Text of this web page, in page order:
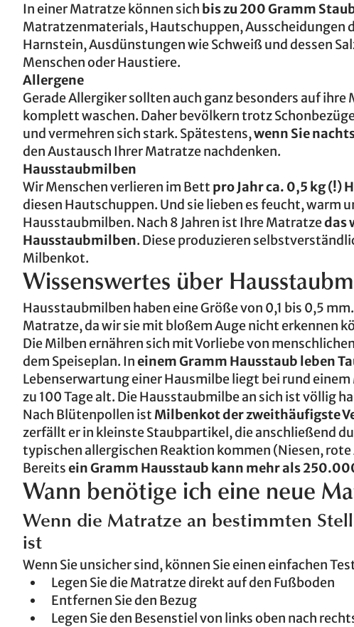
In einer Matratze können sich bis zu 200 Gramm
Matratzenmaterials, Hautschuppen, Ausscheidungen
Harnstein, Ausdünstungen wie Schweiß und dessen
Menschen oder Haustiere.
Allergene
Gerade Allergiker sollten auch ganz besonders auf
komplett waschen. Daher bevölkern trotz
und vermehren sich stark. Spätestens,wenn Sie
den Austausch Ihrer Matratze nachdenken.
Hausstaubmilben
Wir Menschen verlieren im Bett pro Jahr ca. 0,5 kg (!)
diesen Hautschuppen. Und sie lieben es feucht, warm
Hausstaubmilben. Nach 8 Jahren ist Ihre Matratzedas
Hausstaubmilben. Diese produzieren
Milbenkot.
Wissenswertes über
Hausstaubmilben haben eine Größe von 0,1 bis 0,5
Matratze, da wir sie mit bloßem Auge nicht erkennen
Die Milben ernähren sich mit Vorliebe von
dem Speiseplan. Ineinem Gramm Hausstaub leben
Lebenserwartung einer Hausmilbe liegt bei rund
zu 100 Tage alt. Die Hausstaubmilbe an sich ist völlig
Nach Blütenpollen istMilbenkot der zweithäufigste
zerfällt er in kleinste Staubpartikel, die anschließend
typischen allergischen Reaktion kommen (Niesen,
Bereitsein Gramm Hausstaub kann mehr als
Wann benötige ich eine neue
Wenn die Matratze an bestimmten
ist
Wenn Sie unsicher sind, können Sie einen einfachen
Legen Sie die Matratze direkt auf den Fußboden
Entfernen Sie den Bezug
Legen Sie den Besenstiel von links oben nach